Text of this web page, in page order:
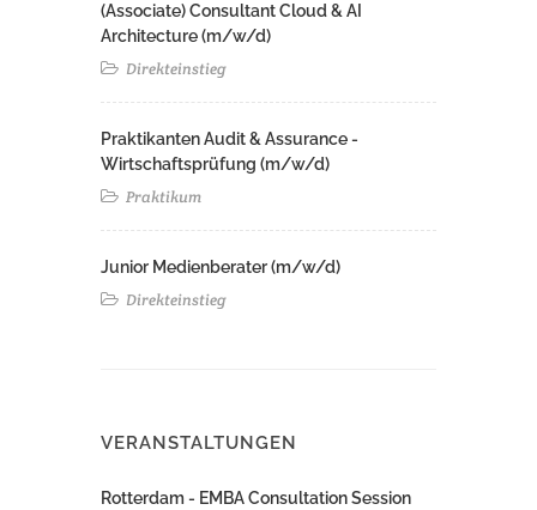
(Associate) Consultant Cloud & AI
Architecture (m/w/d)​ ​
Direkteinstieg
Praktikanten Audit & Assurance -
Wirtschaftsprüfung (m/w/d)
Praktikum
Junior Medienberater (m/w/d)
Direkteinstieg
VERANSTALTUNGEN
Rotterdam - EMBA Consultation Session